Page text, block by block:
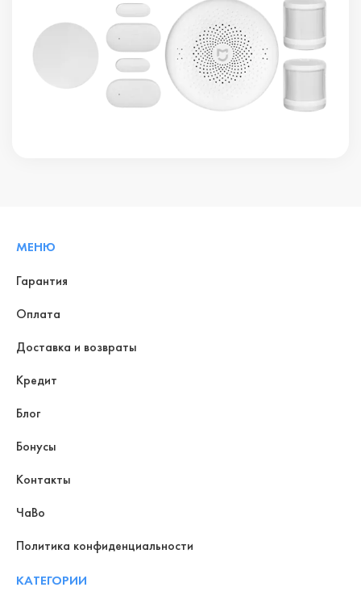
МЕНЮ
Гарантия
Оплата
Доставка и возвраты
Кредит
Блог
Бонусы
Контакты
ЧаВо
Политика конфиденциальности
КАТЕГОРИИ